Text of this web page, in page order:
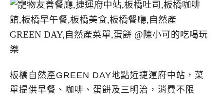
板橋自然產GREEN DAY地點近捷運府中站，菜
單提供早餐、咖啡、蛋餅及三明治，消費不限